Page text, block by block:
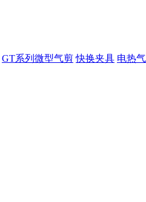
GT系列微型气剪 快换夹具 电热